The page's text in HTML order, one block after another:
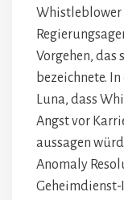
Whistleblower
Vorgehen, das
bezeichnete.
Luna, dass
Angst vor
aussagen
Anomaly